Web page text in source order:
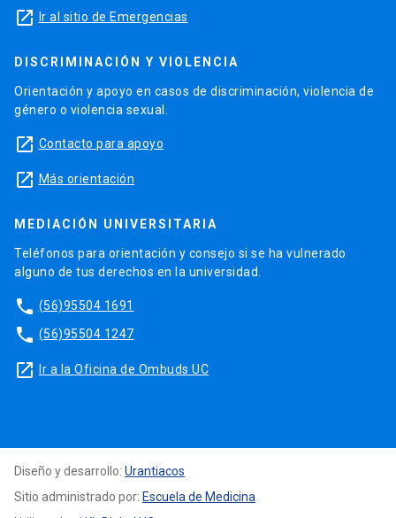
launch Ir al sitio de Emergencias
DISCRIMINACIÓN Y VIOLENCIA
Orientación y apoyo en casos de discriminación, violencia de
género o violencia sexual.
launch Contacto para apoyo
launch Más orientación
MEDIACIÓN UNIVERSITARIA
Teléfonos para orientación y consejo si se ha vulnerado
alguno de tus derechos en la universidad.
phone (56)95504 1691
phone (56)95504 1247
launch Ir a la Oficina de Ombuds UC
Diseño y desarrollo: Urantiacos
Sitio administrado por: Escuela de Medicina